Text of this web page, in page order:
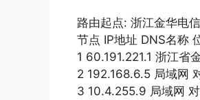
路由起点: 浙江金华电
节点 IP地址 DNS名称
1 60.191.221.1 浙江省
2 192.168.6.5 局域网
3 10.4.255.9 局域网